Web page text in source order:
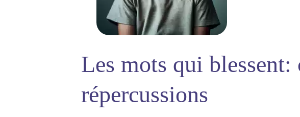
Les mots qui blessent:
répercussions